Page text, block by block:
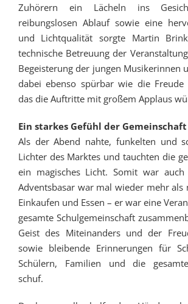
Zuhörern ein Lächeln ins
reibungslosen Ablauf sowie eine
und Lichtqualität sorgte Martin
technische Betreuung der
Begeisterung der jungen Musikerinnen
dabei ebenso spürbar wie die Freude
das die Auftritte mit großem Applaus
Ein starkes Gefühl der Gemeinschaft
Als der Abend nahte, funkelten und
Lichter des Marktes und tauchten die
ein magisches Licht. Somit war auch
Adventsbasar war mal wieder mehr
Einkaufen und Essen – er war eine
gesamte Schulgemeinschaft
Geist des Miteinanders und der
sowie bleibende Erinnerungen für
Schülern, Familien und die
schuf.